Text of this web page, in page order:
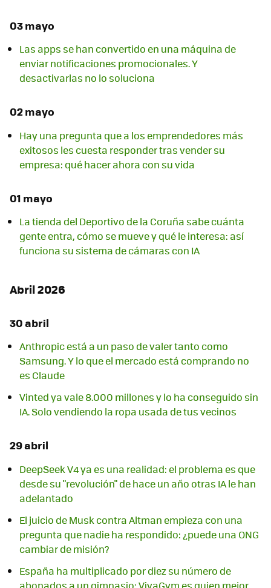
03 mayo
Las apps se han convertido en una máquina de
enviar notificaciones promocionales. Y
desactivarlas no lo soluciona
02 mayo
Hay una pregunta que a los emprendedores más
exitosos les cuesta responder tras vender su
empresa: qué hacer ahora con su vida
01 mayo
La tienda del Deportivo de la Coruña sabe cuánta
gente entra, cómo se mueve y qué le interesa: así
funciona su sistema de cámaras con IA
Abril 2026
30 abril
Anthropic está a un paso de valer tanto como
Samsung. Y lo que el mercado está comprando no
es Claude
Vinted ya vale 8.000 millones y lo ha conseguido sin
IA. Solo vendiendo la ropa usada de tus vecinos
29 abril
DeepSeek V4 ya es una realidad: el problema es que
desde su "revolución" de hace un año otras IA le han
adelantado
El juicio de Musk contra Altman empieza con una
pregunta que nadie ha respondido: ¿puede una ONG
cambiar de misión?
España ha multiplicado por diez su número de
abonados a un gimnasio: VivaGym es quien mejor